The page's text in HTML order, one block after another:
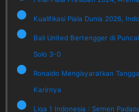
Kualifikasi Piala Dunia 2026,
Bali United Bertengger di
Solo 3-0
Ronaldo Mengisyaratkan
Karirnya
Liga 1 Indonesia : Semen